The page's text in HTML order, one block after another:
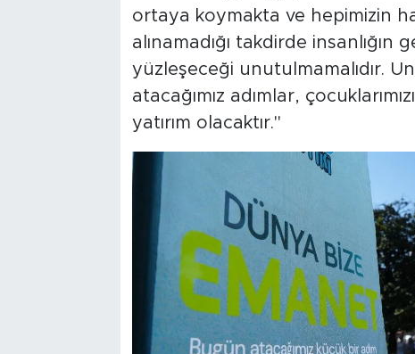
ortaya koymakta ve hepimizin
alınamadığı takdirde
yüzleşeceği unutulmamalıdır.
atacağımız adımlar,
yatırım olacaktır."